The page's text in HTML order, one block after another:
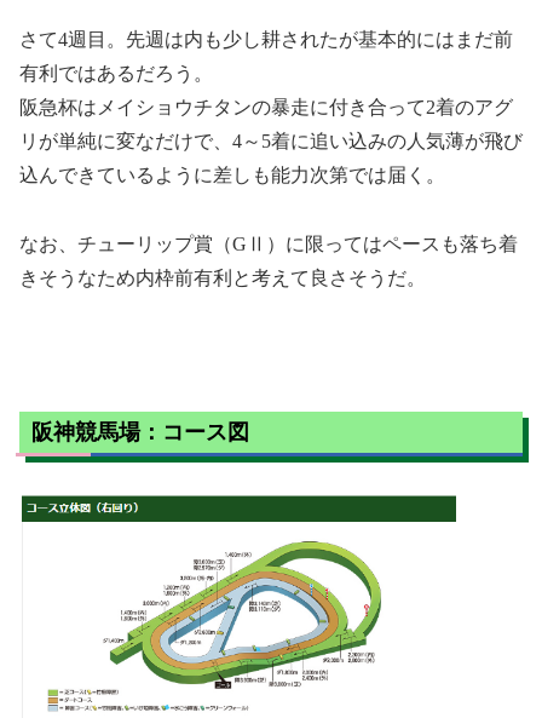
さて4週目。先週は内も少し耕されたが基本的にはまだ前
有利ではあるだろう。
阪急杯はメイショウチタンの暴走に付き合って2着のアグ
リが単純に変なだけで、4～5着に追い込みの人気薄が飛び
込んできているように差しも能力次第では届く。
なお、チューリップ賞（GⅡ）に限ってはペースも落ち着
きそうなため内枠前有利と考えて良さそうだ。
阪神競馬場：コース図